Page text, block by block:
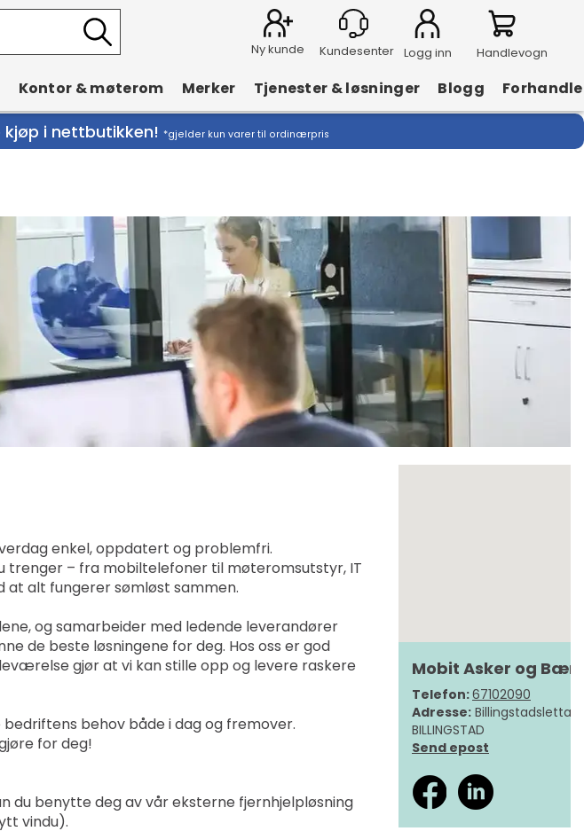
Ny kunde Logg inn Handlevogn
Kontor & møterom Merker Tjenester & løsninger Blogg
i nettbutikken! *gjelder kun varer til ordinærpris
enkel, oppdatert og problemfri.
trenger – fra mobiltelefoner til møteromsutstyr, IT
at alt fungerer sømløst sammen.
og samarbeider med ledende leverandører
de beste løsningene for deg. Hos oss er god
gjør at vi kan stille opp og levere raskere
behov både i dag og fremover.
for deg!
du benytte deg av vår eksterne fjernhjelpløsning
vindu).
Mobit Asker og
Telefon:67102090
Adresse: Billingstadsletta
BILLINGSTAD
Send epost